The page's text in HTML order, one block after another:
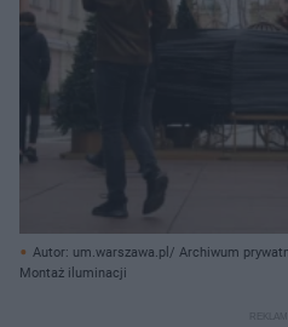
Autor: um.warszawa.pl/ Archiwum
Montaż iluminacji